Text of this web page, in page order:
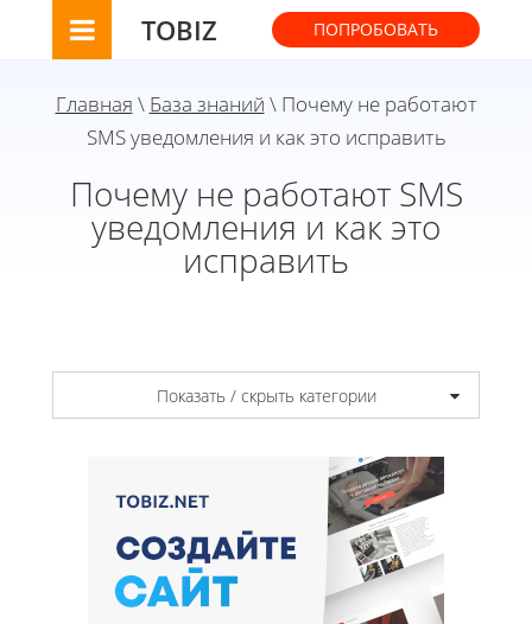
TOBIZ ПОПРОБОВАТЬ
Главная \ База знаний \ Почему не работают
SMS уведомления и как это исправить
Почему не работают SMS
уведомления и как это
исправить
Показать / скрыть категории